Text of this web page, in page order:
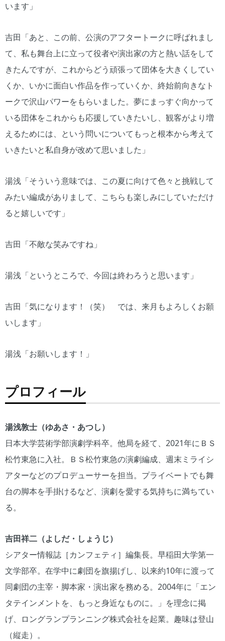
います」
吉田「あと、この前、公演のアフタートークに呼ばれまし
て、私も舞台上に立って役者や演出家の方と熱い話をして
きたんですが、これからどう頑張って団体を大きくしてい
くか、いかに面白い作品を作っていくか、終始前向きなト
ークで沢山パワーをもらいました。夢にまっすぐ向かって
いる団体をこれからも応援していきたいし、観客がより増
えるためには、という問いについてもっと根本から考えて
いきたいと私自身が改めて思いました」
湯浅「そういう意味では、この夏に向けて色々と挑戦して
みたい編成がありまして、こちらも楽しみにしていただけ
ると嬉しいです」
吉田「不敵な笑みですね」
湯浅「というところで、今回は終わろうと思います」
吉田「気になります！（笑） では、来月もよろしくお願
いします」
湯浅「お願いします！」
プロフィール
湯浅敦士（ゆあさ・あつし）
日本大学芸術学部演劇学科卒。他局を経て、2021年にＢＳ
松竹東急に入社。ＢＳ松竹東急の演劇編成、週末ミライシ
アターなどのプロデューサーを担当。プライベートでも舞
台の脚本を手掛けるなど、演劇を愛する気持ちに満ちてい
る。
吉田祥二（よしだ・しょうじ）
シアター情報誌［カンフェティ］編集長。早稲田大学第一
文学部卒。在学中に劇団を旗揚げし、以来約10年に渡って
同劇団の主宰・脚本家・演出家を務める。2004年に「エン
タテインメントを、もっと身近なものに。」を理念に掲
げ、ロングランプランニング株式会社を起業。趣味は登山
（縦走）。